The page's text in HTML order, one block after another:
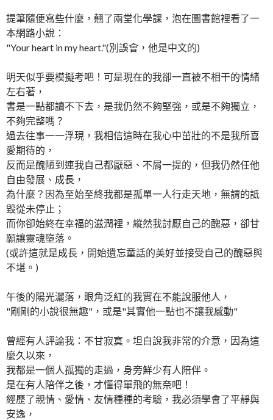
提筆隨便寫些什麼，翹了兩堂化學課，泡在圖書館裡看了一
本網路小說：
"Your heart in my heart."(別誤會，他是中文的)
明天似乎要模擬考吧！可是現在的我卻一直被不相干的情緒
左右著，
書是一點都讀不下去，是我仍然不夠堅強，或是不夠獨立，
不夠完整嗎？
過去往事一一浮現，我相信這時在我心中茁壯的不是我所喜
愛期待的，
反而是醜陋到連我自己都厭惡、不屑一提的，但我仍然任他
自由發展、成長，
為什麼？因為至始至終我都是孤單一人行走天地，無謂的詆
毀從未停止；
而你卻始終在幸福的滋潤裡，縱然我討厭自己的醜惡，卻甘
願讓靈魂墮落。
(或許這就是成長，開始遺忘童話的美好並接受自己的醜惡與
不堪。)
午後的陽光灑落，眼角泛紅的我實在不能說服他人，
"剛剛的小說很無趣"，或是"其實他一點也不讓我感動"
曾經有人評論我：不甘寂寞。坦白說我非常的介意，因為這
麼久以來，
我都是一個人孤獨的走過，身旁鮮少有人陪伴。
是在有人陪伴之後，才懂得單飛的無奈吧！
經歷了親情、愛情、友情種種的考驗，我必須學會了平靜與
安逸，